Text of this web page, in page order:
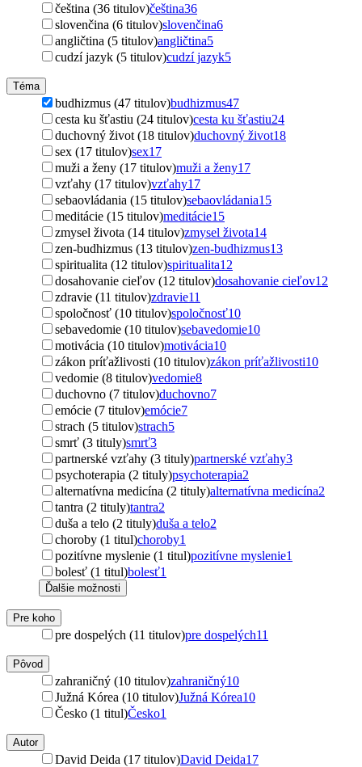
čeština (36 titulov)čeština36
slovenčina (6 titulov)slovenčina6
angličtina (5 titulov)angličtina5
cudzí jazyk (5 titulov)cudzí jazyk5
Téma
budhizmus (47 titulov)budhizmus47
cesta ku šťastiu (24 titulov)cesta ku šťastiu24
duchovný život (18 titulov)duchovný život18
sex (17 titulov)sex17
muži a ženy (17 titulov)muži a ženy17
vzťahy (17 titulov)vzťahy17
sebaovládania (15 titulov)sebaovládania15
meditácie (15 titulov)meditácie15
zmysel života (14 titulov)zmysel života14
zen-budhizmus (13 titulov)zen-budhizmus13
spiritualita (12 titulov)spiritualita12
dosahovanie cieľov (12 titulov)dosahovanie cieľov12
zdravie (11 titulov)zdravie11
spoločnosť (10 titulov)spoločnosť10
sebavedomie (10 titulov)sebavedomie10
motivácia (10 titulov)motivácia10
zákon príťažlivosti (10 titulov)zákon príťažlivosti10
vedomie (8 titulov)vedomie8
duchovno (7 titulov)duchovno7
emócie (7 titulov)emócie7
strach (5 titulov)strach5
smrť (3 tituly)smrť3
partnerské vzťahy (3 tituly)partnerské vzťahy3
psychoterapia (2 tituly)psychoterapia2
alternatívna medicína (2 tituly)alternatívna medicína2
tantra (2 tituly)tantra2
duša a telo (2 tituly)duša a telo2
choroby (1 titul)choroby1
pozitívne myslenie (1 titul)pozitívne myslenie1
bolesť (1 titul)bolesť1
Ďalšie možnosti
Pre koho
pre dospelých (11 titulov)pre dospelých11
Pôvod
zahraničný (10 titulov)zahraničný10
Južná Kórea (10 titulov)Južná Kórea10
Česko (1 titul)Česko1
Autor
David Deida (17 titulov)David Deida17